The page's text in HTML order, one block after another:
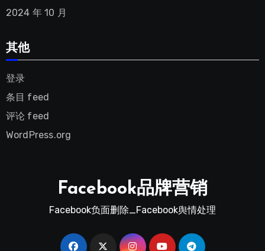
2024 年 10 月
其他
登录
条目 feed
评论 feed
WordPress.org
Facebook品牌营销
Facebook负面删除_Facebook舆情处理